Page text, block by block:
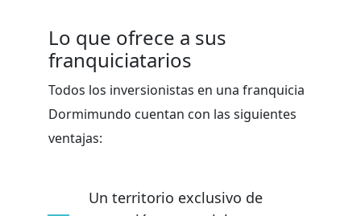
Lo que ofrece a sus
franquiciatarios
Todos los inversionistas en una franquicia
Dormimundo cuentan con las siguientes
ventajas:
Un territorio exclusivo de